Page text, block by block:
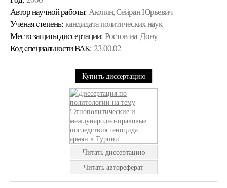
Автор научной работы: Акопян, Сейран Юрьевич
Ученая cтепень: кандидата политических наук
Место защиты диссертации: Ростов-на-Дону
Код cпециальности ВАК: 23.00.02
Купить диссертацию
Читать диссертацию
Читать автореферат